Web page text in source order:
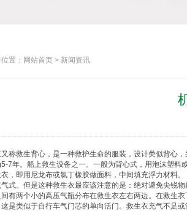
置：网站首页 > 新闻资讯
又称救生背心，是一种救护生命的服装，设计类似背心
5-7年。船上救生设备之一。一般为背心式，用泡沫塑
，即用尼龙布或氯丁橡胶做面料，中间填充浮力材料
式。但是这种救生衣最应该注意的是：绝对避免尖锐
有两个小的高压气瓶分布在救生衣左右两边。在救生衣
是类似于自行车气门芯的单向活门。 救生衣充气不足